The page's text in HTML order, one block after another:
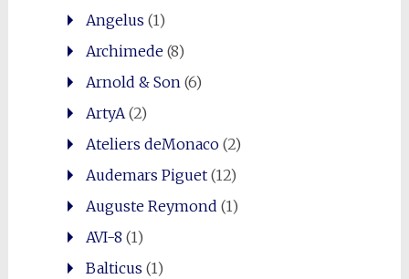
Angelus (1)
Archimede(8)
Arnold & Son(6)
ArtyA(2)
Ateliers deMonaco(2)
Audemars Piguet(12)
Auguste Reymond (1)
AVI-8 (1)
Balticus (1)